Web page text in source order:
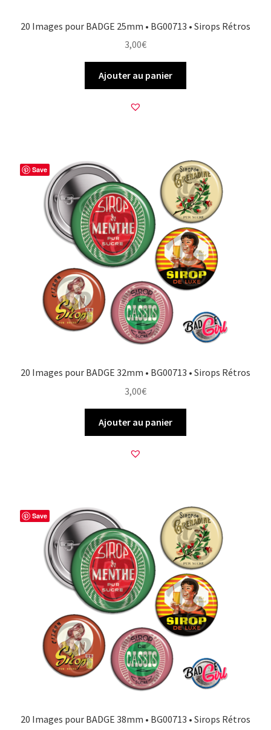
20 Images pour BADGE 25mm • BG00713 • Sirops Rétros
3,00€
Ajouter au panier
Save
20 Images pour BADGE 32mm • BG00713 • Sirops Rétros
3,00€
Ajouter au panier
Save
20 Images pour BADGE 38mm • BG00713 • Sirops Rétros